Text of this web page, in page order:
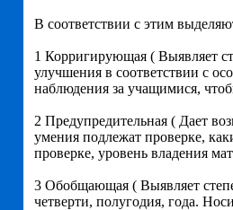
В соответствии с этим
1 Корригирующая ( Выявляет
улучшения в соответствии с
наблюдения за учащимися,
2 Предупредительная ( Дает
умения подлежат проверке,
проверке, уровень владения
3 Обобщающая ( Выявляет
четверти, полугодия, года.